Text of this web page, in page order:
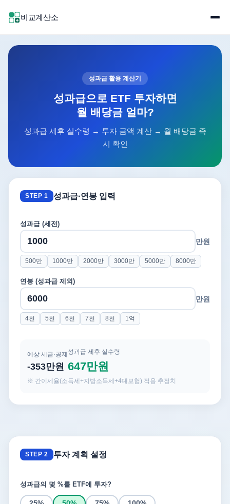
비교계산소
성과급 활용 계산기
성과급으로 ETF 투자하면
월 배당금 얼마?
성과급 세후 실수령 → 투자 금액 계산 → 월 배당금 즉
시 확인
STEP 1 성과급·연봉 입력
성과급 (세전)
만원
500만 1000만 2000만 3000만 5000만 8000만
연봉 (성과급 제외)
만원
4천 5천 6천 7천 8천 1억
예상 세금·공제
-353만원
성과급 세후 실수령
647만원
※ 간이세율(소득세+지방소득세+4대보험) 적용 추정치
STEP 2 투자 계획 설정
성과급의 몇 %를 ETF에 투자?